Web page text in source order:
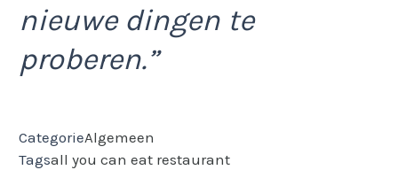
nieuwe dingen te
proberen.”
CategorieAlgemeen
Tagsall you can eat restaurant